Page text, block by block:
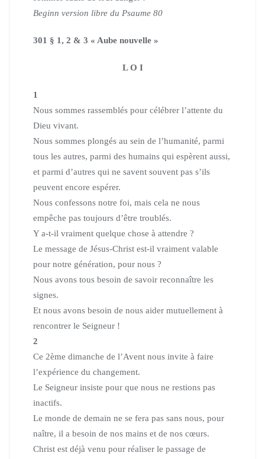
Beginn version libre du Psaume 80
301 § 1, 2 & 3 « Aube nouvelle »
L O I
1
Nous sommes rassemblés pour célébrer l’attente du
Dieu vivant.
Nous sommes plongés au sein de l’humanité, parmi
tous les autres, parmi des humains qui espèrent aussi,
et parmi d’autres qui ne savent souvent pas s’ils
peuvent encore espérer.
Nous confessons notre foi, mais cela ne nous
empêche pas toujours d’être troublés.
Y a-t-il vraiment quelque chose à attendre ?
Le message de Jésus-Christ est-il vraiment valable
pour notre génération, pour nous ?
Nous avons tous besoin de savoir reconnaître les
signes.
Et nous avons besoin de nous aider mutuellement à
rencontrer le Seigneur !
2
Ce 2ème dimanche de l’Avent nous invite à faire
l’expérience du changement.
Le Seigneur insiste pour que nous ne restions pas
inactifs.
Le monde de demain ne se fera pas sans nous, pour
naître, il a besoin de nos mains et de nos cœurs.
Christ est déjà venu pour réaliser le passage de